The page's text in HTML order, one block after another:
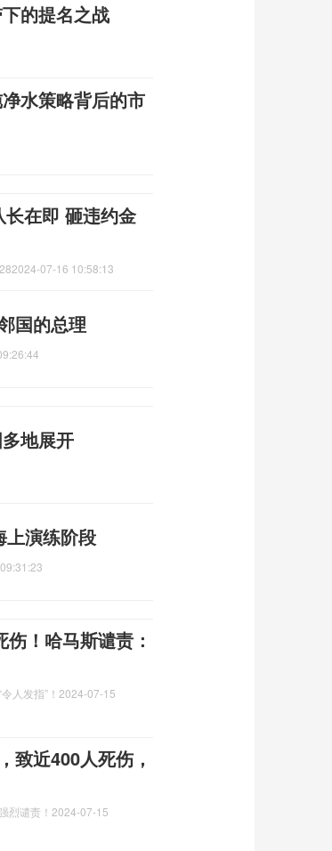
的提名之战
水策略背后的市
在即 砸违约金
2024-07-16 10:58:13
国的总理
地展开
上演练阶段
！哈马斯谴责：
人发指”！ 2024-07-15
致近400人死伤，
烈谴责！ 2024-07-15